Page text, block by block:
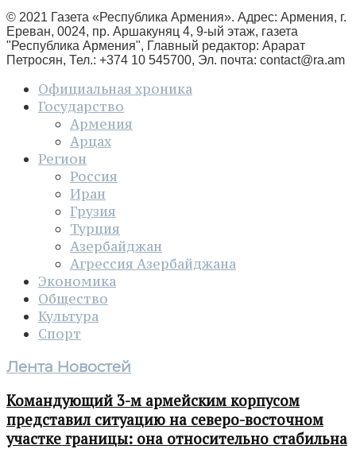
© 2021 Газета «Республика Армения». Адрес: Армения, г.
Ереван, 0024, пр. Аршакуняц 4, 9-ый этаж, газета
"Республика Армения", Главный редактор: Арарат
Петросян, Тел.: +374 10 545700, Эл. почта: contact@ra.am
Официальная хроника
Государство
Армения
Арцах
Регион
Россия
Иран
Грузия
Турция
Азербайджан
Агрессия Азербайджана
Экономика
Общество
Культура
Спорт
Лента Новостей
Командующий 3-м армейским корпусом
представил ситуацию на северо-восточном
участке границы: она относительно стабильна